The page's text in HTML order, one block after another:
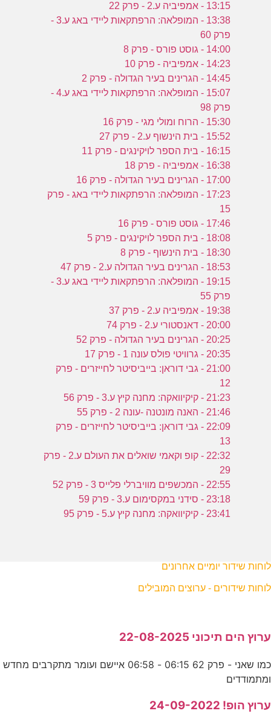
13:15 - אמפיביה ע.2 - פרק 22
13:38 - המופלאה: הרפתקאות ליידי באג ע.3 -
פרק 60
14:00 - גוסט פורס - פרק 8
14:23 - אמפיביה - פרק 10
14:45 - הגרינים בעיר הגדולה - פרק 2
15:07 - המופלאה: הרפתקאות ליידי באג ע.4 -
פרק 98
15:30 - הרוח ומולי מגי - פרק 16
15:52 - בית הינשוף ע.2 - פרק 27
16:15 - בית הספר לויקינגים - פרק 11
16:38 - אמפיביה - פרק 18
17:00 - הגרינים בעיר הגדולה - פרק 16
17:23 - המופלאה: הרפתקאות ליידי באג - פרק
15
17:46 - גוסט פורס - פרק 16
18:08 - בית הספר לויקינגים - פרק 5
18:30 - בית הינשוף - פרק 8
18:53 - הגרינים בעיר הגדולה ע.2 - פרק 47
19:15 - המופלאה: הרפתקאות ליידי באג ע.3 -
פרק 55
19:38 - אמפיביה ע.2 - פרק 37
20:00 - דאנסטורי ע.2 - פרק 74
20:25 - הגרינים בעיר הגדולה - פרק 52
20:35 - גרוויטי פולס עונה 1 - פרק 17
21:00 - גבי דוראן: בייביסיטר לחייזרים - פרק
12
21:23 - קיקיוואקה: מחנה קיץ ע.3 - פרק 56
21:46 - האנה מונטנה -עונה 2 - פרק 55
22:09 - גבי דוראן: בייביסיטר לחייזרים - פרק
13
22:32 - קופ וקאמי שואלים את העולם ע.2 - פרק
29
22:55 - המכשפים מוויברלי פלייס 3 - פרק 52
23:18 - סידני במקסימום ע.3 - פרק 59
23:41 - קיקיוואקה: מחנה קיץ ע.5 - פרק 95
לוחות שידור יומיים אחרונים
לוחות שידורים - ערוצים המובילים
ערוץ הים תיכוני 22-08-2025
כמו שאני - פרק 62 06:15 - 06:58 איישם ועומר מתקרבים מחדש
ומתמודדים
ערוץ הופ! 24-09-2022